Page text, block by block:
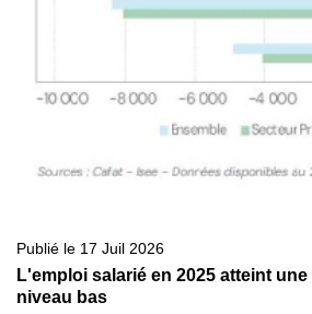
Publié le 17 Juil 2026
L'emploi salarié en 2025 atteint
niveau bas